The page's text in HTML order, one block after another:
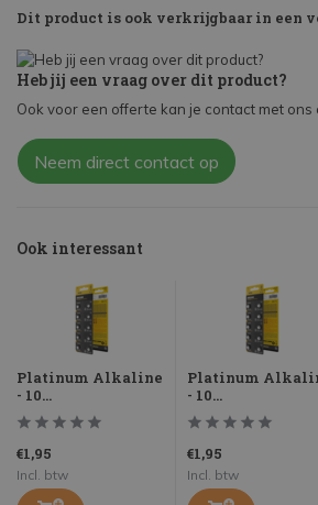
Dit product is ook verkrijgbaar in een
Heb jij een vraag over dit product?
Ook voor een offerte kan je contact met ons
Neem direct contact op
Ook interessant
Platinum Alkaline
- 10...
€1,95
Incl. btw
Platinum
- 10...
€1,95
Incl. btw